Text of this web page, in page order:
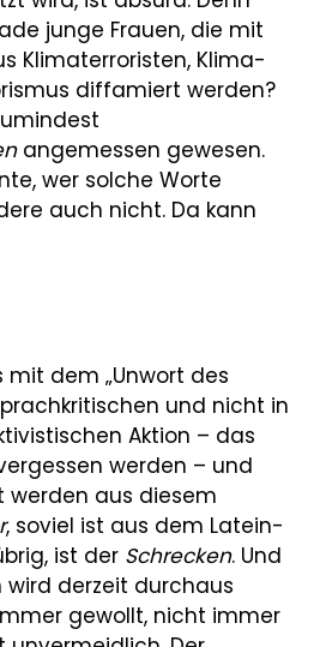
junge Frauen, die mit
Klimaterroristen, Klima-
diffamiert werden?
angemessen gewesen.
wer solche Worte
auch nicht. Da kann
mit dem „Unwort des
und nicht in
Aktion – das
werden – und
werden aus diesem
, soviel ist aus dem Latein-
ist der Schrecken. Und
wird derzeit durchaus
gewollt, nicht immer